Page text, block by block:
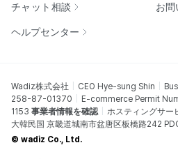
チャット相談 お問
ヘルプセンター
Wadiz株式会社 CEO Hye-sung Shin
258-87-01370
E-commerce Permit
1153 事業者情報を確認
ホスティングサー
大韓民国 京畿道城南市盆唐区板橋路242
© wadiz Co., Ltd.